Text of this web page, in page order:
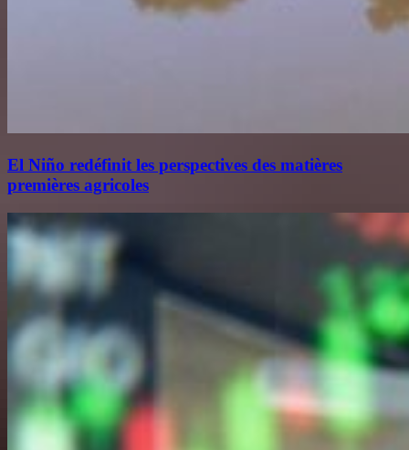
El Niño redéfinit les perspectives des matières
premières agricoles